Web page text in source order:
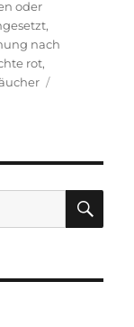
oder
,
nach
rot,